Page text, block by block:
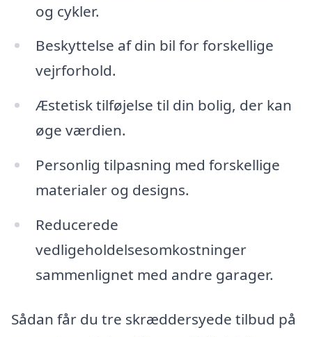
og cykler.
Beskyttelse af din bil for forskellige
vejrforhold.
Æstetisk tilføjelse til din bolig, der kan
øge værdien.
Personlig tilpasning med forskellige
materialer og designs.
Reducerede
vedligeholdelsesomkostninger
sammenlignet med andre garager.
Sådan får du tre skræddersyede tilbud på